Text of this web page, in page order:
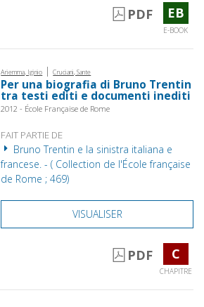
PDF EB
E-BOOK
Ariemma, Iginio | Cruciani, Sante
Per una biografia di Bruno Trentin
tra testi editi e documenti inediti
2012 - École Française de Rome
FAIT PARTIE DE
Bruno Trentin e la sinistra italiana e
francese. - ( Collection de l'École française
de Rome ; 469)
VISUALISER
PDF C
CHAPITRE